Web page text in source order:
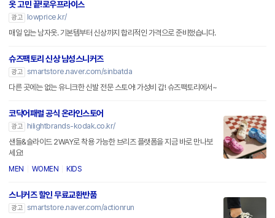
옷 고민 끝!로우프라이스
광고
lowprice.kr/
매일 입는 남자옷. 기본템부터 신상까지 합리적인 가격으로 준비했습니다.
슈즈팩토리 신상 남성스니커즈
광고 smartstore.naver.com/sinbatda
다른 곳에는 없는 유니크한 신발 전문 스토어! 가성비 갑! 슈즈팩토리에서~
코닥어패럴 공식 온라인스토어
광고
hilightbrands-kodak.co.kr/
샌들&슬라이드 2WAY로 착용 가능한 브리즈 플랫폼을 지금 바로 만나보
세요!
MEN WOMEN KIDS
스니커즈 할인 무료교환반품
광고 smartstore.naver.com/actionrun